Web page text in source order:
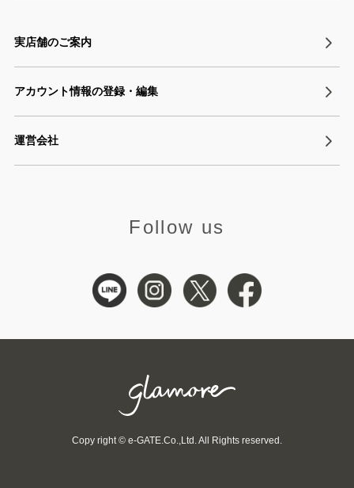
実店舗のご案内
アカウント情報の登録・編集
運営会社
Follow us
Copy right © e-GATE.Co.,Ltd. All Rights reserved.